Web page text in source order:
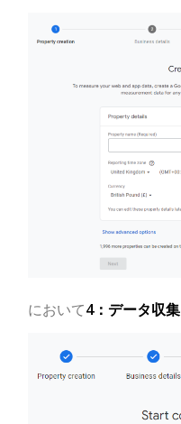
において4：データ収集